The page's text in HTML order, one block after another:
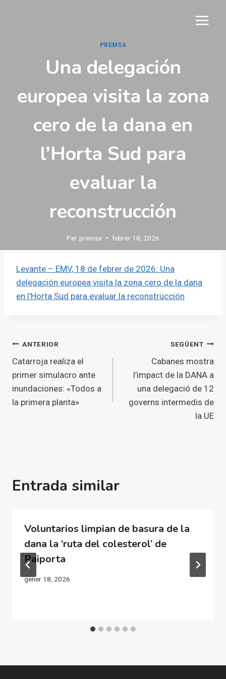
PREMSA
Una delegación
europea visita la zona
cero de la dana en
l’Horta Sud para
evaluar la
reconstrucción
Per premsa febrer 18, 2026
Levante – EMV, 18 de febrer de 2026: Una
delegación europea visita la zona cero de la dana
en l’Horta Sud para evaluar la reconstrucción
Navegació
d'entrades
ANTERIOR
Catarroja realiza el
primer simulacro ante
inundaciones: «Todos a
la primera planta»
SEGÜENT
Cabanes mostra
l’impact de la DANA a
una delegació de 12
governs intermedis de
la UE
Entrada similar
Voluntarios limpian de basura de la
dana la ‘ruta del colesterol’ de
Paiporta
gener 18, 2026